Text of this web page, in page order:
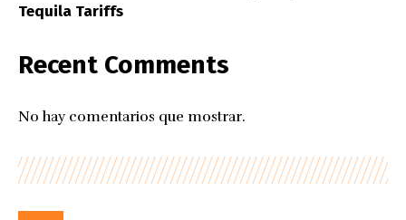
Tequila Tariffs
Recent Comments
No hay comentarios que mostrar.